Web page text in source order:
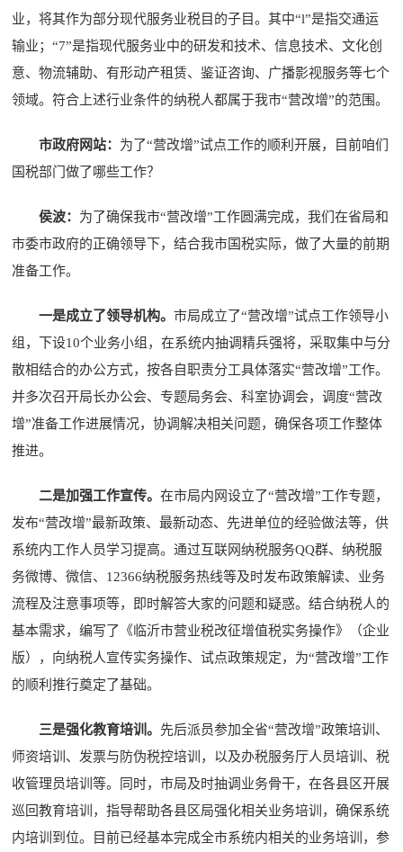
业，将其作为部分现代服务业税目的子目。其中“l”是指交通运
输业；“7”是指现代服务业中的研发和技术、信息技术、文化创
意、物流辅助、有形动产租赁、鉴证咨询、广播影视服务等七个
领域。符合上述行业条件的纳税人都属于我市“营改增”的范围。
市政府网站： 为了“营改增”试点工作的顺利开展，目前咱们
国税部门做了哪些工作？
侯波： 为了确保我市“营改增”工作圆满完成，我们在省局和
市委市政府的正确领导下，结合我市国税实际，做了大量的前期
准备工作。
一是成立了领导机构。市局成立了“营改增”试点工作领导小
组，下设10个业务小组，在系统内抽调精兵强将，采取集中与分
散相结合的办公方式，按各自职责分工具体落实“营改增”工作。
并多次召开局长办公会、专题局务会、科室协调会，调度“营改
增”准备工作进展情况，协调解决相关问题，确保各项工作整体
推进。
二是加强工作宣传。在市局内网设立了“营改增”工作专题，
发布“营改增”最新政策、最新动态、先进单位的经验做法等，供
系统内工作人员学习提高。通过互联网纳税服务QQ群、纳税服
务微博、微信、12366纳税服务热线等及时发布政策解读、业务
流程及注意事项等，即时解答大家的问题和疑惑。结合纳税人的
基本需求，编写了《临沂市营业税改征增值税实务操作》（企业
版），向纳税人宣传实务操作、试点政策规定，为“营改增”工作
的顺利推行奠定了基础。
三是强化教育培训。 先后派员参加全省“营改增”政策培训、
师资培训、发票与防伪税控培训，以及办税服务厅人员培训、税
收管理员培训等。同时，市局及时抽调业务骨干，在各县区开展
巡回教育培训，指导帮助各县区局强化相关业务培训，确保系统
内培训到位。目前已经基本完成全市系统内相关的业务培训，参